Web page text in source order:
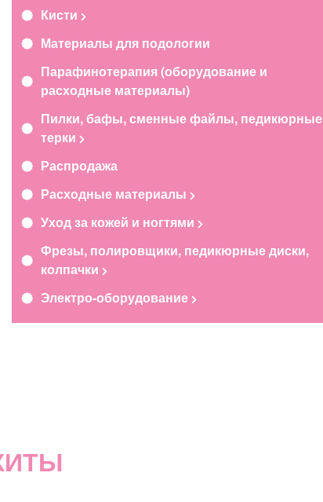
Кисти
Материалы для подологии
Парафинотерапия (оборудование и
расходные материалы)
Пилки, бафы, сменные файлы, педикюрные
терки
Распродажа
Расходные материалы
Уход за кожей и ногтями
Фрезы, полировщики, педикюрные диски,
колпачки
Электро-оборудование